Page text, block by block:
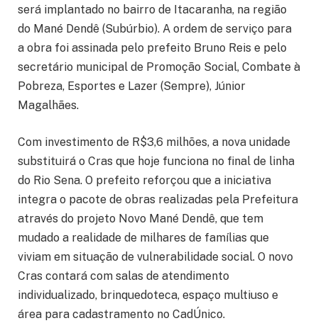
será implantado no bairro de Itacaranha, na região
do Mané Dendê (Subúrbio). A ordem de serviço para
a obra foi assinada pelo prefeito Bruno Reis e pelo
secretário municipal de Promoção Social, Combate à
Pobreza, Esportes e Lazer (Sempre), Júnior
Magalhães.
Com investimento de R$3,6 milhões, a nova unidade
substituirá o Cras que hoje funciona no final de linha
do Rio Sena. O prefeito reforçou que a iniciativa
integra o pacote de obras realizadas pela Prefeitura
através do projeto Novo Mané Dendê, que tem
mudado a realidade de milhares de famílias que
viviam em situação de vulnerabilidade social. O novo
Cras contará com salas de atendimento
individualizado, brinquedoteca, espaço multiuso e
área para cadastramento no CadÚnico.